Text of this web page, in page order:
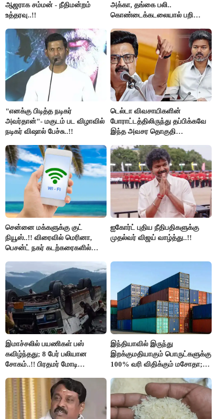
ஆஜராக சம்மன் - நீதிமன்றம்
உத்தரவு..!!
அக்கா, தங்கை பலி..
கொண்டைக்கடலையால் பறிபோன
"எனக்கு பிடித்த நடிகர்
அவர்தான்"- மகுடம் பட விழாவில்
நடிகர் விஷால் பேச்சு..!!
டெல்டா விவசாயிகளின்
போராட்டத்திலிருந்து தப்பிக்கவே
இந்த அவசர தொகுதி
அரங்கேற்றுகிறார் முதலமைச்சர் -
திமுக ஐடி விங்..!!
சென்னை மக்களுக்கு குட்
நியூஸ்..!! விரைவில் மெரினா,
பெசன்ட் நகர் கடற்கரைகளில்
ஐகோர்ட் புதிய நீதிபதிகளுக்கு
முதல்வர் விஜய் வாழ்த்து..!!
இமாச்சலில் பயணிகள் பஸ்
கவிழ்ந்தது; 8 பேர் பலியான
சோகம்..!! பிரதமர் மோடி
இந்தியாவில் இருந்து
இறக்குமதியாகும் பொருட்களுக்கு
100% வரி விதிக்கும் மசோதா;